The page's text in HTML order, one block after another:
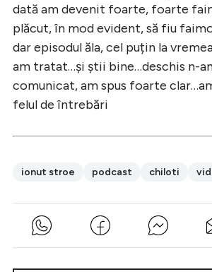
dată am devenit foarte, foarte
plăcut, în mod evident, să fiu
dar episodul ăla, cel puțin la
am tratat…și știi bine…deschis n-
comunicat, am spus foarte
felul de întrebări
ionut stroe podcast chiloti